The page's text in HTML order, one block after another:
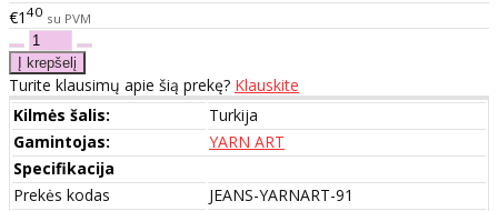
€1 40 su PVM
Turite klausimų apie šią prekę? Klauskite
Kilmės šalis:
Turkija
Gamintojas:
YARN ART
Specifikacija
Prekės kodas
JEANS-YARNART-91